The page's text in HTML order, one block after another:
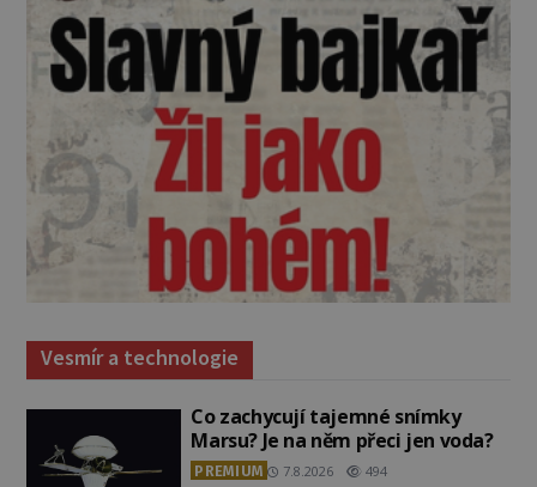
Vesmír a technologie
Co zachycují tajemné snímky
Marsu? Je na něm přeci jen voda?
PREMIUM 7.8.2026 494